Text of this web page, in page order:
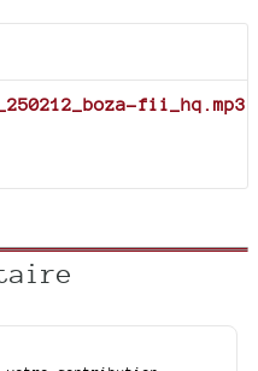
fii_hq.mp3